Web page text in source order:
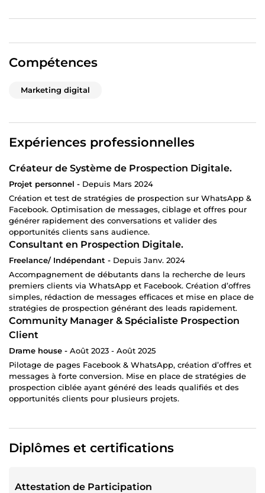
Compétences
Marketing digital
Expériences professionnelles
Créateur de Système de Prospection Digitale.
Projet personnel - Depuis Mars 2024
Création et test de stratégies de prospection sur WhatsApp &
Facebook. Optimisation de messages, ciblage et offres pour
générer rapidement des conversations et valider des
opportunités clients sans audience.
Consultant en Prospection Digitale.
Freelance/ Indépendant - Depuis Janv. 2024
Accompagnement de débutants dans la recherche de leurs
premiers clients via WhatsApp et Facebook. Création d’offres
simples, rédaction de messages efficaces et mise en place de
stratégies de prospection générant des leads rapidement.
Community Manager & Spécialiste Prospection
Client
Drame house - Août 2023 - Août 2025
Pilotage de pages Facebook & WhatsApp, création d’offres et
messages à forte conversion. Mise en place de stratégies de
prospection ciblée ayant généré des leads qualifiés et des
opportunités clients pour plusieurs projets.
Diplômes et certifications
Attestation de Participation